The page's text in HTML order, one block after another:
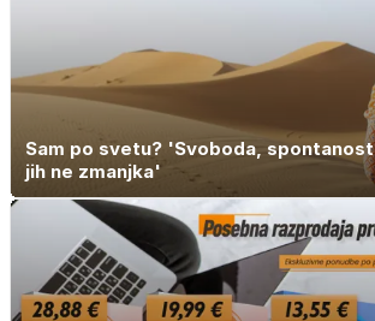
Sam po svetu? 'Svoboda,
jih ne zmanjka'